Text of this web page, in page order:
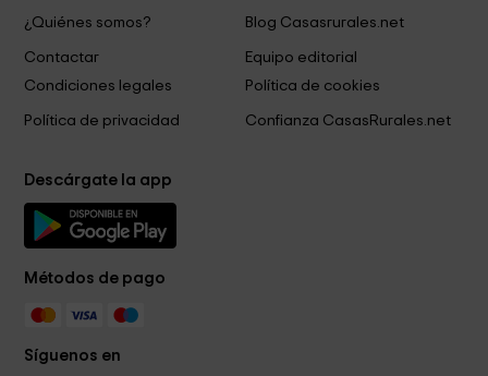
¿Quiénes somos?
Blog Casasrurales.net
Contactar
Equipo editorial
Condiciones legales
Política de cookies
Política de privacidad Confianza CasasRurales.net
Descárgate la app
Métodos de pago
Síguenos en